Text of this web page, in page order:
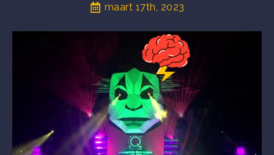
maart 17th, 2023